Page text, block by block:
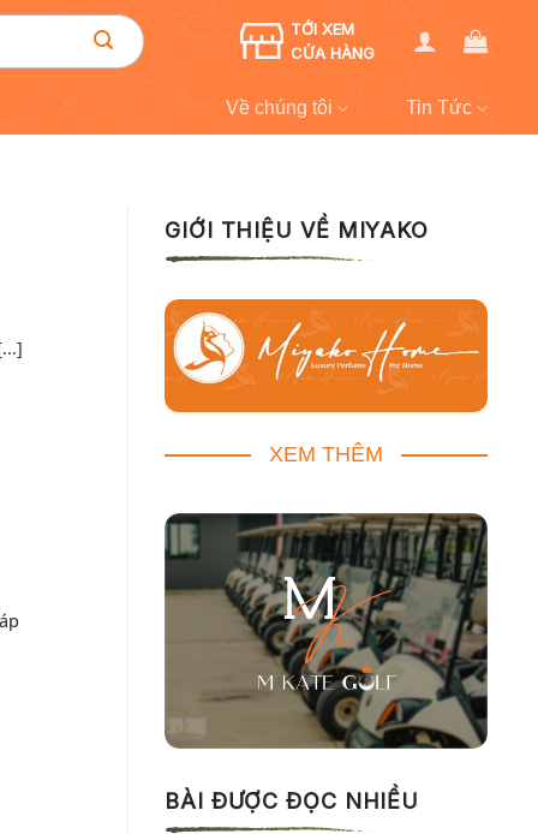
TỚI XEM
CỬA HÀNG
Về chúng tôi Tin Tức
GIỚI THIỆU VỀ MIYAKO
XEM THÊM
BÀI ĐƯỢC ĐỌC NHIỀU